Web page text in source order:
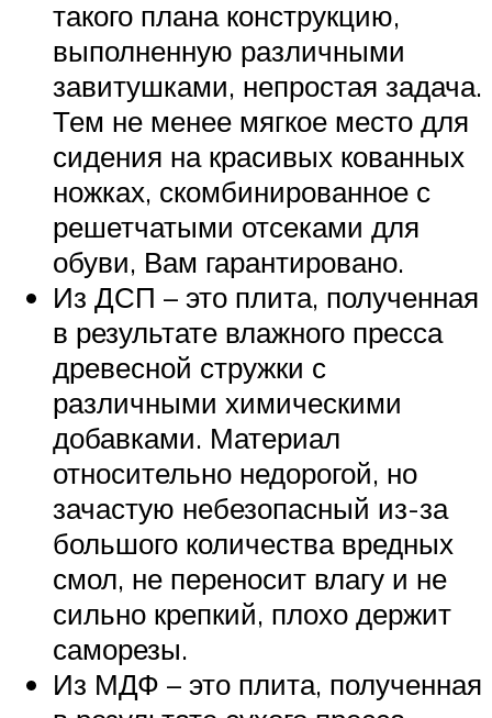
такого плана конструкцию,
выполненную различными
завитушками, непростая задача.
Тем не менее мягкое место для
сидения на красивых кованных
ножках, скомбинированное с
решетчатыми отсеками для
обуви, Вам гарантировано.
Из ДСП – это плита, полученная
в результате влажного пресса
древесной стружки с
различными химическими
добавками. Материал
относительно недорогой, но
зачастую небезопасный из-за
большого количества вредных
смол, не переносит влагу и не
сильно крепкий, плохо держит
саморезы.
Из МДФ – это плита, полученная